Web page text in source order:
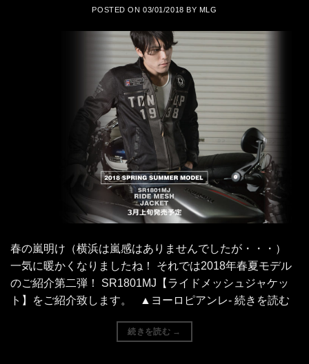
POSTED ON03/01/2018 BY MLG
春の嵐明け（横浜は嵐感はありませんでしたが・・・）
一気に暖かくなりましたね！ それでは2018年春夏モデル
のご紹介第二弾！ SR1801MJ【ライドメッシュジャケッ
ト】をご紹介致します。 ▲ヨーロピアンレ- 続きを読む
続きを読む →